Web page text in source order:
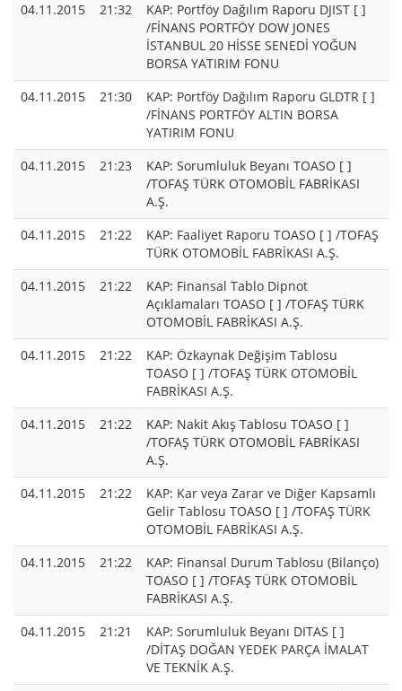
04.11.2015
21:32
KAP: Portföy Dağılım Raporu DJIST [ ]
/FİNANS PORTFÖY DOW JONES
İSTANBUL 20 HİSSE SENEDİ YOĞUN
BORSA YATIRIM FONU
04.11.2015
21:30
KAP: Portföy Dağılım Raporu GLDTR [ ]
/FİNANS PORTFÖY ALTIN BORSA
YATIRIM FONU
04.11.2015
21:23
KAP: Sorumluluk Beyanı TOASO [ ]
/TOFAŞ TÜRK OTOMOBİL FABRİKASI
A.Ş.
04.11.2015
21:22
KAP: Faaliyet Raporu TOASO [ ] /TOFAŞ
TÜRK OTOMOBİL FABRİKASI A.Ş.
04.11.2015
21:22
KAP: Finansal Tablo Dipnot
Açıklamaları TOASO [ ] /TOFAŞ TÜRK
OTOMOBİL FABRİKASI A.Ş.
04.11.2015
21:22
KAP: Özkaynak Değişim Tablosu
TOASO [ ] /TOFAŞ TÜRK OTOMOBİL
FABRİKASI A.Ş.
04.11.2015
21:22
KAP: Nakit Akış Tablosu TOASO [ ]
/TOFAŞ TÜRK OTOMOBİL FABRİKASI
A.Ş.
04.11.2015
21:22
KAP: Kar veya Zarar ve Diğer Kapsamlı
Gelir Tablosu TOASO [ ] /TOFAŞ TÜRK
OTOMOBİL FABRİKASI A.Ş.
04.11.2015
21:22
KAP: Finansal Durum Tablosu (Bilanço)
TOASO [ ] /TOFAŞ TÜRK OTOMOBİL
FABRİKASI A.Ş.
04.11.2015
21:21
KAP: Sorumluluk Beyanı DITAS [ ]
/DİTAŞ DOĞAN YEDEK PARÇA İMALAT
VE TEKNİK A.Ş.